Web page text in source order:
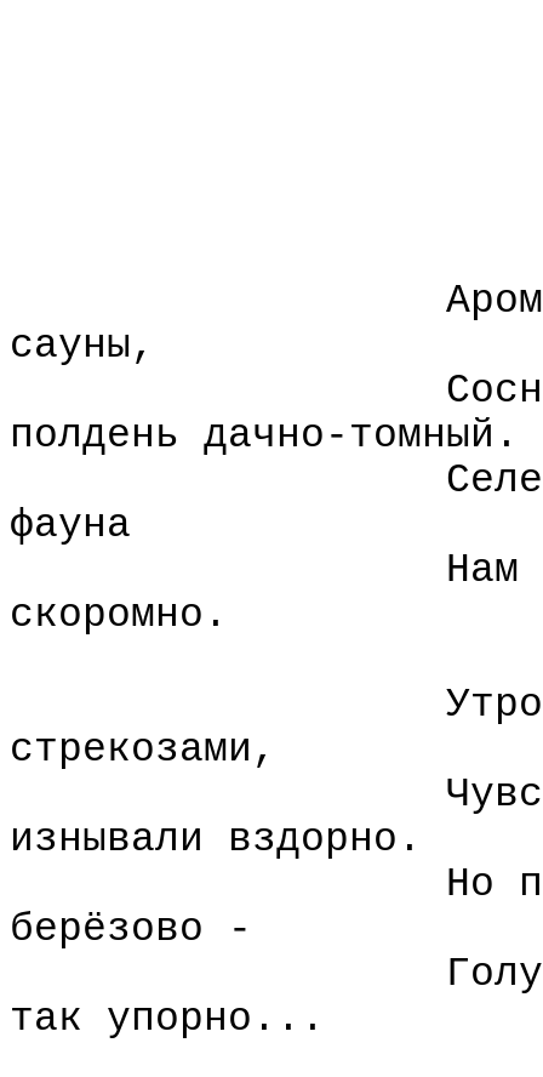
сауны,
полдень дачно-томный.
фауна
Нам
скоромно.
стрекозами,
изнывали вздорно.
Но
берёзово -
так упорно...